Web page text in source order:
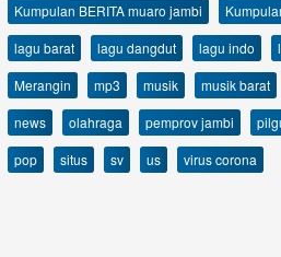
Kumpulan BERITA muaro jambi
lagu barat
lagu dangdut lagu indo
Merangin
mp3 musik musik barat
news
olahraga pemprov jambi
pop
situs sv us virus corona